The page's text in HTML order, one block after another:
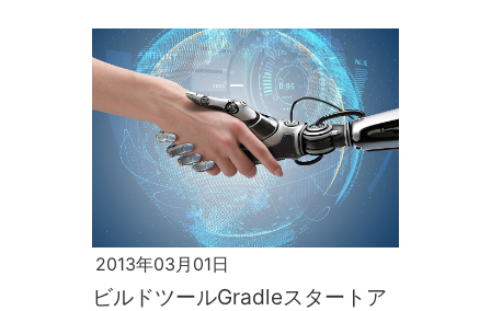
2013年03月01日
ビルドツールGradleスタートア